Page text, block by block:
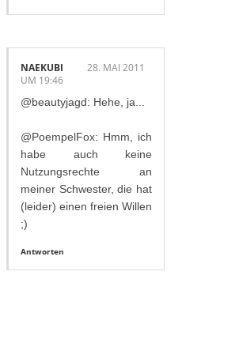
NAEKUBI
28. MAI 2011
UM 19:46
@beautyjagd: Hehe, ja...
@PoempelFox: Hmm, ich
habe auch keine
Nutzungsrechte an
meiner Schwester, die hat
(leider) einen freien Willen
;)
Antworten